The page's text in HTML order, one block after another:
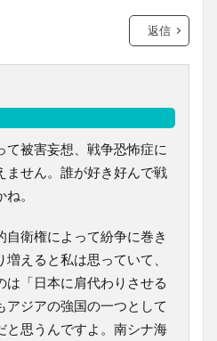
返信
て被害妄想、戦争恐怖症に
ません。誰が好き好んで戦
。
自衛権によって紛争に巻き
えると私は思っていて、
は「日本に肩代わりさせる
アジアの強国の一つとして
と思うんですよ。南シナ海